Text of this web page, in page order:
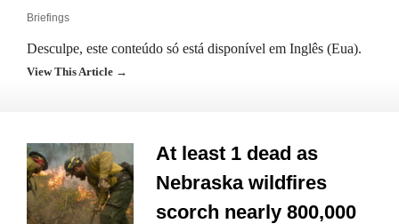
Briefings
Desculpe, este conteúdo só está disponível em Inglês (Eua).
View This Article →
At least 1 dead as
Nebraska wildfires
scorch nearly 800,000